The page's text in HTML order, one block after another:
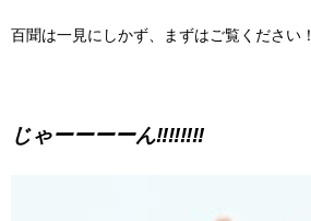
百聞は一見にしかず、まずはご覧ください！
じゃーーーーん‼︎‼︎‼︎‼︎